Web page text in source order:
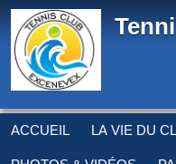
ACCUEIL LA VIE DU
Panneau de gestion des